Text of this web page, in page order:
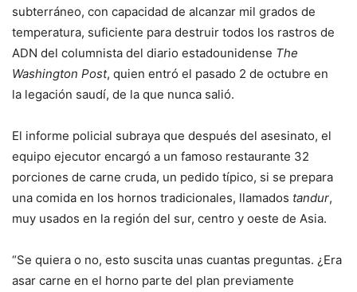
subterráneo, con capacidad de alcanzar mil grados de
temperatura, suficiente para destruir todos los rastros de
ADN del columnista del diario estadounidense The
Washington Post, quien entró el pasado 2 de octubre en
la legación saudí, de la que nunca salió.
El informe policial subraya que después del asesinato, el
equipo ejecutor encargó a un famoso restaurante 32
porciones de carne cruda, un pedido típico, si se prepara
una comida en los hornos tradicionales, llamados tandur,
muy usados en la región del sur, centro y oeste de Asia.
“Se quiera o no, esto suscita unas cuantas preguntas. ¿Era
asar carne en el horno parte del plan previamente